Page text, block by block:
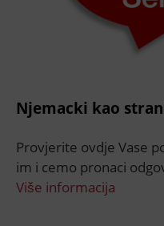
Njemacki kao
Provjerite ovdje Vase
im i cemo pronaci
Više informacija